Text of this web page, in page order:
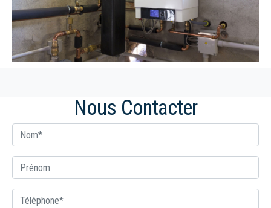
Nous Contacter